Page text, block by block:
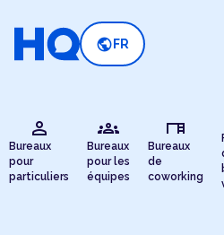
public FR
person
Bureaux
pour
particuliers
groups
Bureaux
pour les
équipes
desk
Bureaux
de
coworking